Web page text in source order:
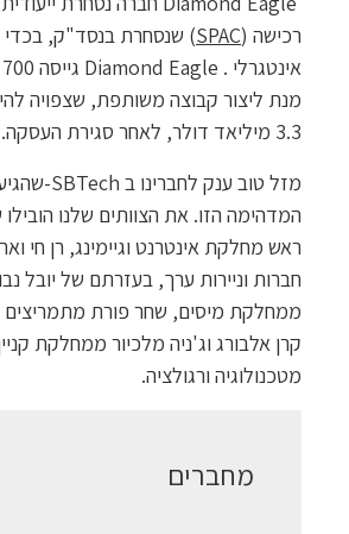
רכישה
(SPAC)
שנסחרת בנסד"ק, בכדי
אינטגרלי .
Diamond Eagle
מנת ליצור קבוצה משותפת, שצפויה
3.3 מיליאד דולר, לאחר סגירת העסקה
.
מזל טוב ענק לחברינו ב -SBTech
המדהימה הזו. את הצוותים שלנו הובילו
ראש מחלקת אינטרנט וגיימינג, רן חי
חברות וניירות ערך, בעזרתם של יובל
ממחלקת מיסים, שחר פורת מתמריצים
קרן אלבורג וג'ניה מלכיור ממחלקת קניין
מטכנולוגיה ורגולציה.
מחברים